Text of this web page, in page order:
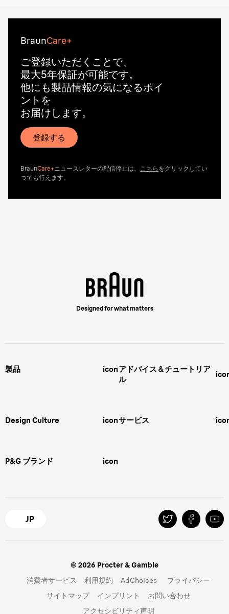
BraunCare+
ご登録いただくことで、
最大5年保証が可能です。
他にも製品情報の気になるポイ
ントを
お届けします。
登録する
BraunCare+ニュースレターの配信停止は、 こちら をクリックしてい
つでも行えます。
Designed for what matters
製品 icon
スキンケア
ipl脱毛
アドバイス＆チュートリア
ル
ボディグルーミング
Design Culture icon
Braun Brand & Products
サービス
P&G ブランド icon
マイレピ
JP
© 2026 Procter & Gamble
消費者サービス
利用規約 AdChoices
プライバシー
サイトマップ
インプリント
お問い合わせ
アクセシビリティ声明